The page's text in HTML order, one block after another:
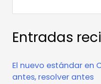
Entradas
El nuevo estándar en
antes, resolver antes